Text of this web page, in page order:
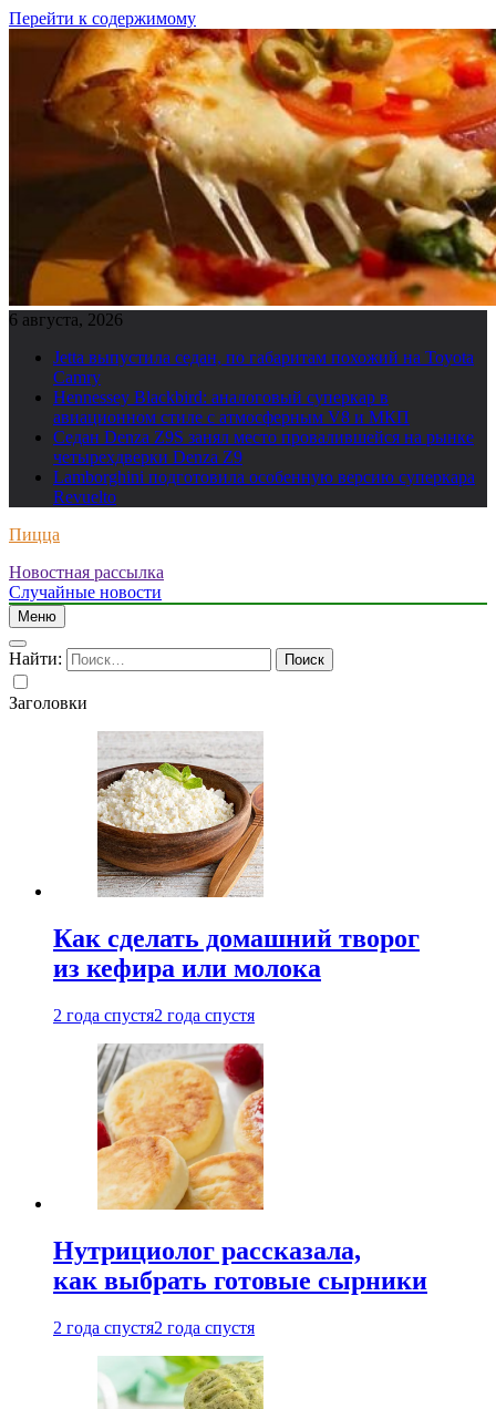
Перейти к содержимому
6 августа, 2026
Jetta выпустила седан, по габаритам похожий на Toyota
Camry
Hennessey Blackbird: аналоговый суперкар в
авиационном стиле с атмосферным V8 и МКП
Седан Denza Z9S занял место провалившейся на рынке
четырехдверки Denza Z9
Lamborghini подготовила особенную версию суперкара
Revuelto
Пицца
Новостная рассылка
Случайные новости
Меню
Найти:
Заголовки
Как сделать домашний творог
из кефира или молока
2 года спустя2 года спустя
Нутрициолог рассказала,
как выбрать готовые сырники
2 года спустя2 года спустя